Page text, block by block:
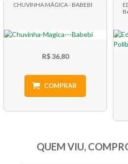
CHUVINHA MÁGICA - BABEBI
R$ 36,80
COMPRAR
QUEM VIU,